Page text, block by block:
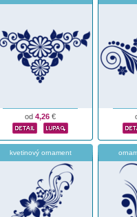
od 4,26 €
kvetinový ornament